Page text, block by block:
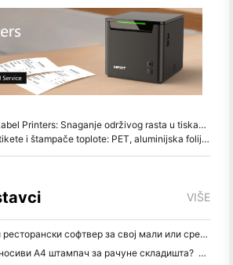
Printers: Snaganje održivog rasta u tiskačkoj industriji
toplote: PET, aluminijska folija, poliimid za ekstremne okoline
VIŠE
Како одабрати прави ресторански софтвер за свој мали или средњи ресторан
Да ли вам треба преносиви А4 штампач за рачуне складишта? Шта заправо ради